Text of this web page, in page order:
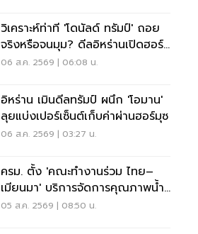
วิเคราะห์ท่าที 'โดนัลด์ ทรัมป์' ถอย
จริงหรือจนมุม? ดีลอิหร่านเปิดฮอร์
มุซ
06 ส.ค. 2569 | 06:08 น.
อิหร่าน เมินดีลทรัมป์ ผนึก 'โอมาน'
ลุยแบ่งเปอร์เซ็นต์เก็บค่าผ่านฮอร์มุซ
06 ส.ค. 2569 | 03:27 น.
ครม. ตั้ง 'คณะทำงานร่วม ไทย–
เมียนมา' บริการจัดการคุณภาพน้ำ
ข้ามแดน
05 ส.ค. 2569 | 08:50 น.